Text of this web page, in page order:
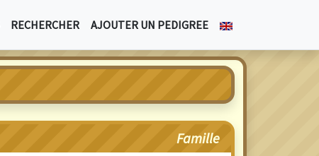
RECHERCHER AJOUTER UN PEDIGREE
Famille